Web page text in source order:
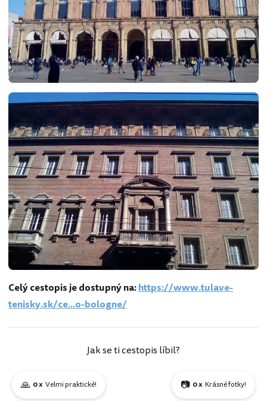
Celý cestopis je dostupný na:https://www.tulave-
tenisky.sk/ce...o-bologne/
Jak se ti cestopis líbil?
🙏 0 x Velmi praktické! 📷 0 x Krásné fotky!